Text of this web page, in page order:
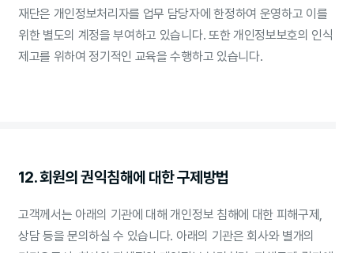
재단은 개인정보처리자를 업무 담당자에 한정하여 운영하고 이를
위한 별도의 계정을 부여하고 있습니다. 또한 개인정보보호의 인식
제고를 위하여 정기적인 교육을 수행하고 있습니다.
12. 회원의 권익침해에 대한 구제방법
고객께서는 아래의 기관에 대해 개인정보 침해에 대한 피해구제,
상담 등을 문의하실 수 있습니다. 아래의 기관은 회사와 별개의